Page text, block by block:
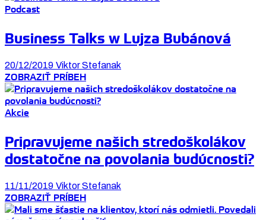
Podcast
Business Talks w Lujza Bubánová
20/12/2019 Viktor Stefanak
ZOBRAZIŤ PRÍBEH
Akcie
Pripravujeme našich stredoškolákov
dostatočne na povolania budúcnosti?
11/11/2019 Viktor Stefanak
ZOBRAZIŤ PRÍBEH